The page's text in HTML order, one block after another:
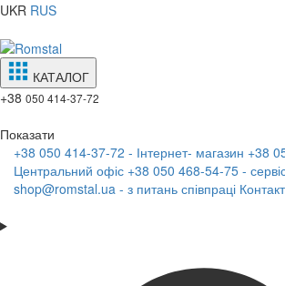
UKR RUS
КАТАЛОГ
+38 050 414-37-72
Показати
+38 050 414-37-72 - Інтернет- магазин +38
Центральний офіс +38 050 468-54-75 -
shop@romstal.ua - з питань співпраці